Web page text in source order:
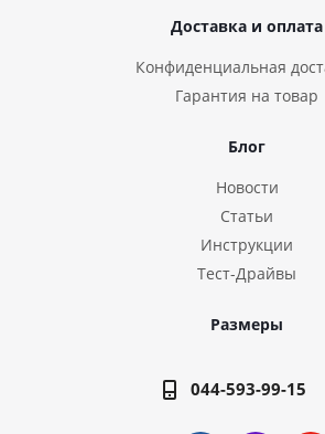
Доставка и оплата
Конфиденциальная
Гарантия на товар
Блог
Новости
Статьи
Инструкции
Тест-Драйвы
Размеры
044-593-99-15